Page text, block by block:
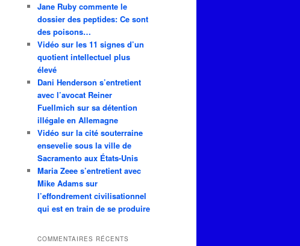
Jane Ruby commente le
dossier des peptides: Ce sont
des poisons…
Vidéo sur les 11 signes d’un
quotient intellectuel plus
élevé
Dani Henderson s’entretient
avec l’avocat Reiner
Fuellmich sur sa détention
illégale en Allemagne
Vidéo sur la cité souterraine
ensevelie sous la ville de
Sacramento aux États-Unis
Maria Zeee s’entretient avec
Mike Adams sur
l’effondrement civilisationnel
qui est en train de se produire
COMMENTAIRES RÉCENTS